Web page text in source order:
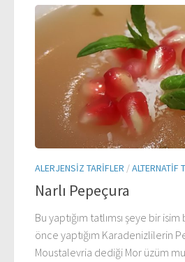
ALERJENSIZ TARIFLER /ALTERNATIF
Narlı Pepeçura
Bu yaptığım tatlımsı şeye bir
önce yaptığım Karadenizlilerin
Moustalevria dediği Mor üzüm